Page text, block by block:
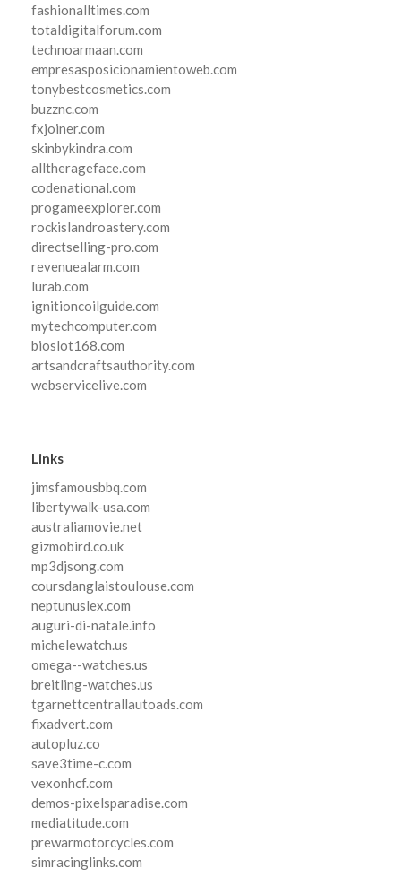
fashionalltimes.com
totaldigitalforum.com
technoarmaan.com
empresasposicionamientoweb.com
tonybestcosmetics.com
buzznc.com
fxjoiner.com
skinbykindra.com
alltherageface.com
codenational.com
progameexplorer.com
rockislandroastery.com
directselling-pro.com
revenuealarm.com
lurab.com
ignitioncoilguide.com
mytechcomputer.com
bioslot168.com
artsandcraftsauthority.com
webservicelive.com
Links
jimsfamousbbq.com
libertywalk-usa.com
australiamovie.net
gizmobird.co.uk
mp3djsong.com
coursdanglaistoulouse.com
neptunuslex.com
auguri-di-natale.info
michelewatch.us
omega--watches.us
breitling-watches.us
tgarnettcentrallautoads.com
fixadvert.com
autopluz.co
save3time-c.com
vexonhcf.com
demos-pixelsparadise.com
mediatitude.com
prewarmotorcycles.com
simracinglinks.com